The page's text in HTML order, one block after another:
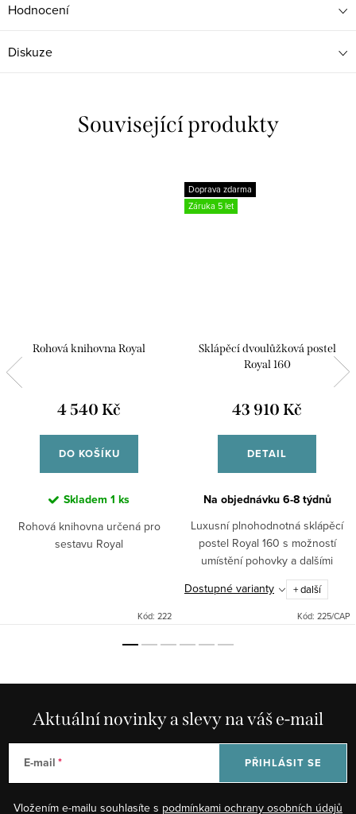
Hodnocení
Diskuze
Související produkty
Rohová knihovna Royal
4 540 Kč
DO KOŠÍKU
Skladem 1 ks
Rohová knihovna určená pro
sestavu Royal
Kód: 222
Doprava zdarma
Záruka 5 let
Sklápěcí dvoulůžková postel
Royal 160
43 910 Kč
DETAIL
Na objednávku 6-8 týdnů
Luxusní plnohodnotná sklápěcí
postel Royal 160 s možností
umístění pohovky a dalšími
kompatibilními moduly Royal.
Dostupné varianty + další
Kód: 225/CAP
Aktuální novinky a slevy na váš e-mail
E-mail
Vložením e-mailu souhlasíte s podmínkami ochrany osobních údajů
PŘIHLÁSIT SE